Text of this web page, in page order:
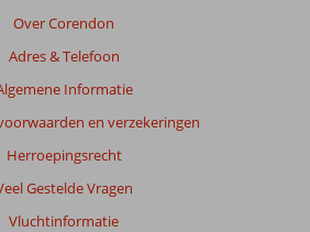
Over Corendon
Adres & Telefoon
Informatie
en verzekeringen
Herroepingsrecht
Gestelde Vragen
Vluchtinformatie